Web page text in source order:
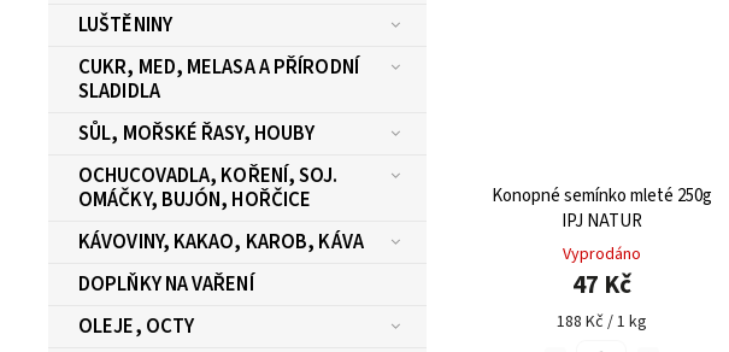
LUŠTĚNINY
CUKR, MED, MELASA A PŘÍRODNÍ
SLADIDLA
SŮL, MOŘSKÉ ŘASY, HOUBY
OCHUCOVADLA, KOŘENÍ, SOJ.
OMÁČKY, BUJÓN, HOŘČICE
KÁVOVINY, KAKAO, KAROB, KÁVA
DOPLŇKY NA VAŘENÍ
OLEJE, OCTY
Konopné semínko mleté 250g
IPJ NATUR
Vyprodáno
47 Kč
188 Kč / 1 kg